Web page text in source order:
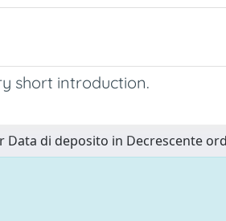
short introduction.
di deposito in Decrescente